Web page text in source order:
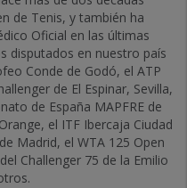
de Tenis, y también ha
Oficial en las últimas
disputados en nuestro país
Conde de Godó, el ATP
de El Espinar, Sevilla,
de España MAPFRE de
el ITF Ibercaja Ciudad
Madrid, el WTA 125 Open
Challenger 75 de la Emilio